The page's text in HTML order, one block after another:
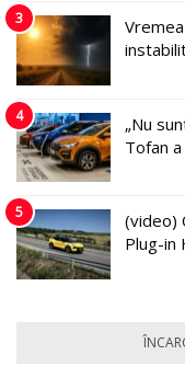
3
4
„Nu
Tofan
5
(video)
Plug-in